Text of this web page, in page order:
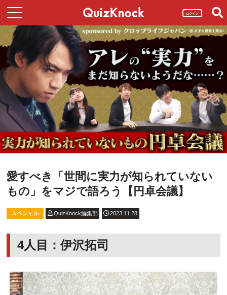
ログイン
愛すべき「世間に実力が知られていない
もの」をマジで語ろう【円卓会議】
スペシャル QuizKnock編集部 2023.11.28
4人目：伊沢拓司